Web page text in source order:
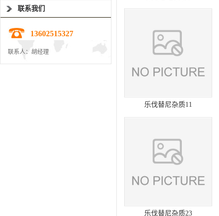
联系我们
13602515327
联系人：胡经理
乐伐替尼杂质11
乐伐替尼杂质23